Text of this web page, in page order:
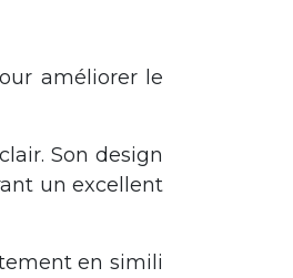
améliorer le
Son design
un excellent
en simili